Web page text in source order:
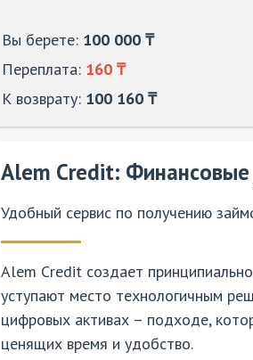
Вы берете: 100 000 ₸
Переплата: 160 ₸
К возврату: 100 160 ₸
Alem Credit:
Удобный сервис по получению
Alem Credit создает
уступают место технологичным
цифровых активах – подходе,
ценящих время и удобство.